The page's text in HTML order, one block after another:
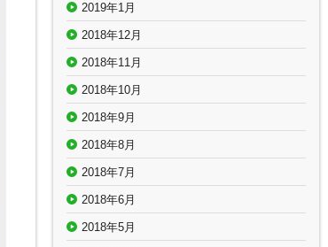
2019年1月
2018年12月
2018年11月
2018年10月
2018年9月
2018年8月
2018年7月
2018年6月
2018年5月